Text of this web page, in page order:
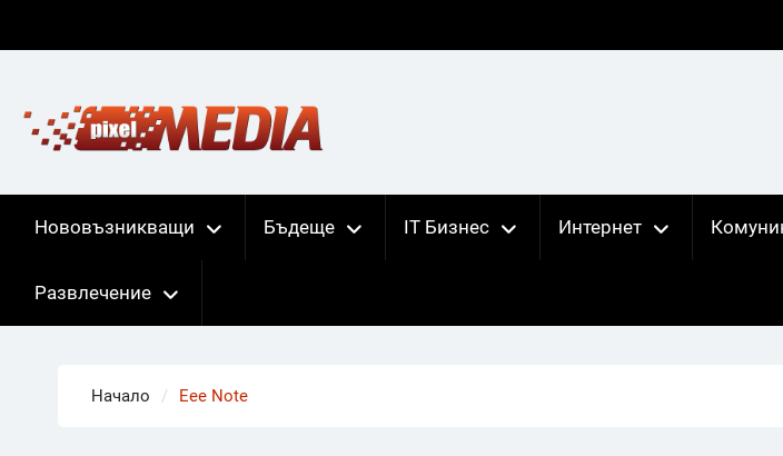
Нововъзникващи Бъдеще IT Бизнес Интернет
Развлечение
Начало Eee Note